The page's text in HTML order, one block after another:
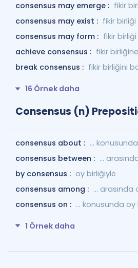
consensus may emerge : fikir
consensus may exist : fikir
consensus may form : fikir
achieve consensus : fikir
break consensus : fikir birliğini
16 Örnek daha
Consensus (n)
consensus about : ...
consensus between : ...
by consensus : oy birliğiyle
consensus among : ... arasında
consensus on : ... konusunda oy
1 Örnek daha